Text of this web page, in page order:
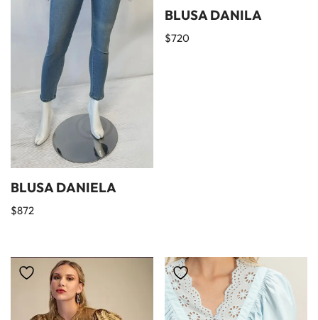
BLUSA DANIELA
$872
BLUSA DANILA
$720